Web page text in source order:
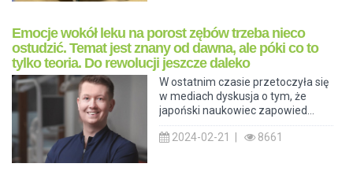
Emocje wokół leku na porost zębów trzeba nieco
ostudzić. Temat jest znany od dawna, ale póki co to
tylko teoria. Do rewolucji jeszcze daleko
W ostatnim czasie przetoczyła się
w mediach dyskusja o tym, że
japoński naukowiec zapowied...
2024-02-21 | 8661